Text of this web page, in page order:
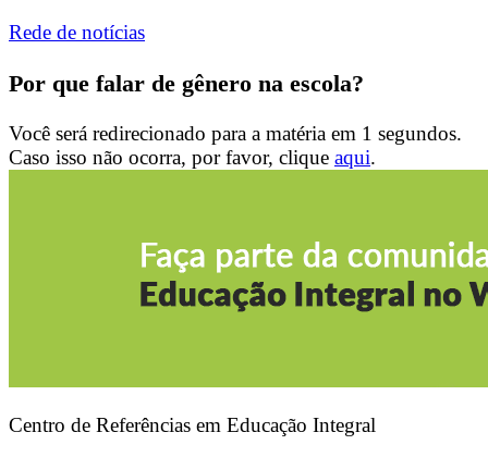
Rede de notícias
Por que falar de gênero na escola?
Você será redirecionado para a matéria em 1 segundos.
Caso isso não ocorra, por favor, clique aqui.
Centro de Referências em Educação Integral